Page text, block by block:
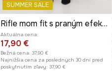
SUMMER SALE
Rifle mom fit s praným efektom
Aktuálna cena:
17,90 €
Bežná cena: 37,90 €
Najnižšia cena za posledných 30 dní pred
poskytnutím zľavy: 37,90 €